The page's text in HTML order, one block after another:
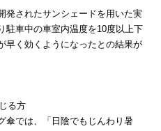
発されたサンシェードを用いた実
駐車中の車室内温度を10度以上下
早く効くようになったとの結果が
る方
では、「日陰でもじんわり暑